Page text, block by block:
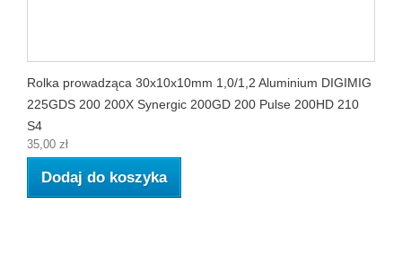
Rolka prowadząca 30x10x10mm 1,0/1,2 Aluminium DIGIMIG
225GDS 200 200X Synergic 200GD 200 Pulse 200HD 210
S4
35,00 zł
Dodaj do koszyka